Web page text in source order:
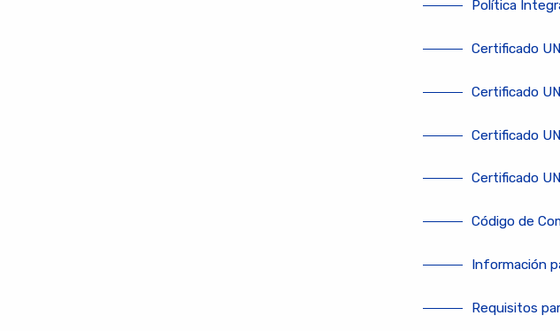
Política
Certificado
Certificado
Certificado
Certificado
Código de
Información
Requisitos